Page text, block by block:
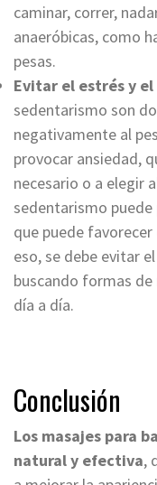
caminar, correr,
anaeróbicas, como
pesas.
Evitar el estrés y
sedentarismo son
negativamente al
provocar ansiedad,
necesario o a elegir
sedentarismo
que puede
eso, se debe evitar
buscando formas de
día a día.
Conclusión
Los masajes para
natural y efectiva,